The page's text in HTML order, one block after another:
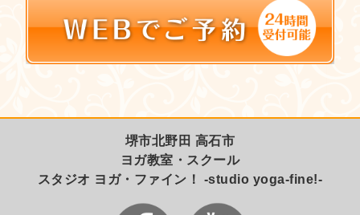
堺市北野田 高石市
ヨガ教室・スクール
スタジオ ヨガ・ファイン！ -studio yoga-fine!-